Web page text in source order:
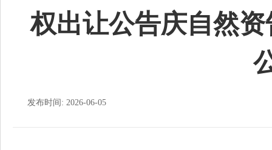
权出让公告庆自然
发布时间: 2026-06-05